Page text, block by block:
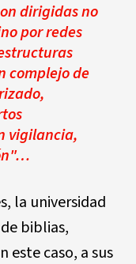
dirigidas no
por redes
complejo de
vigilancia,
la universidad
biblias,
este caso, a sus